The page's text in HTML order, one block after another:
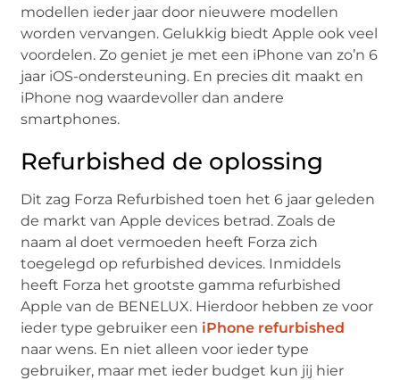
modellen ieder jaar door nieuwere modellen
worden vervangen. Gelukkig biedt Apple ook veel
voordelen. Zo geniet je met een iPhone van zo’n 6
jaar iOS-ondersteuning. En precies dit maakt en
iPhone nog waardevoller dan andere
smartphones.
Refurbished de oplossing
Dit zag Forza Refurbished toen het 6 jaar geleden
de markt van Apple devices betrad. Zoals de
naam al doet vermoeden heeft Forza zich
toegelegd op refurbished devices. Inmiddels
heeft Forza het grootste gamma refurbished
Apple van de BENELUX. Hierdoor hebben ze voor
ieder type gebruiker een iPhone refurbished
naar wens. En niet alleen voor ieder type
gebruiker, maar met ieder budget kun jij hier